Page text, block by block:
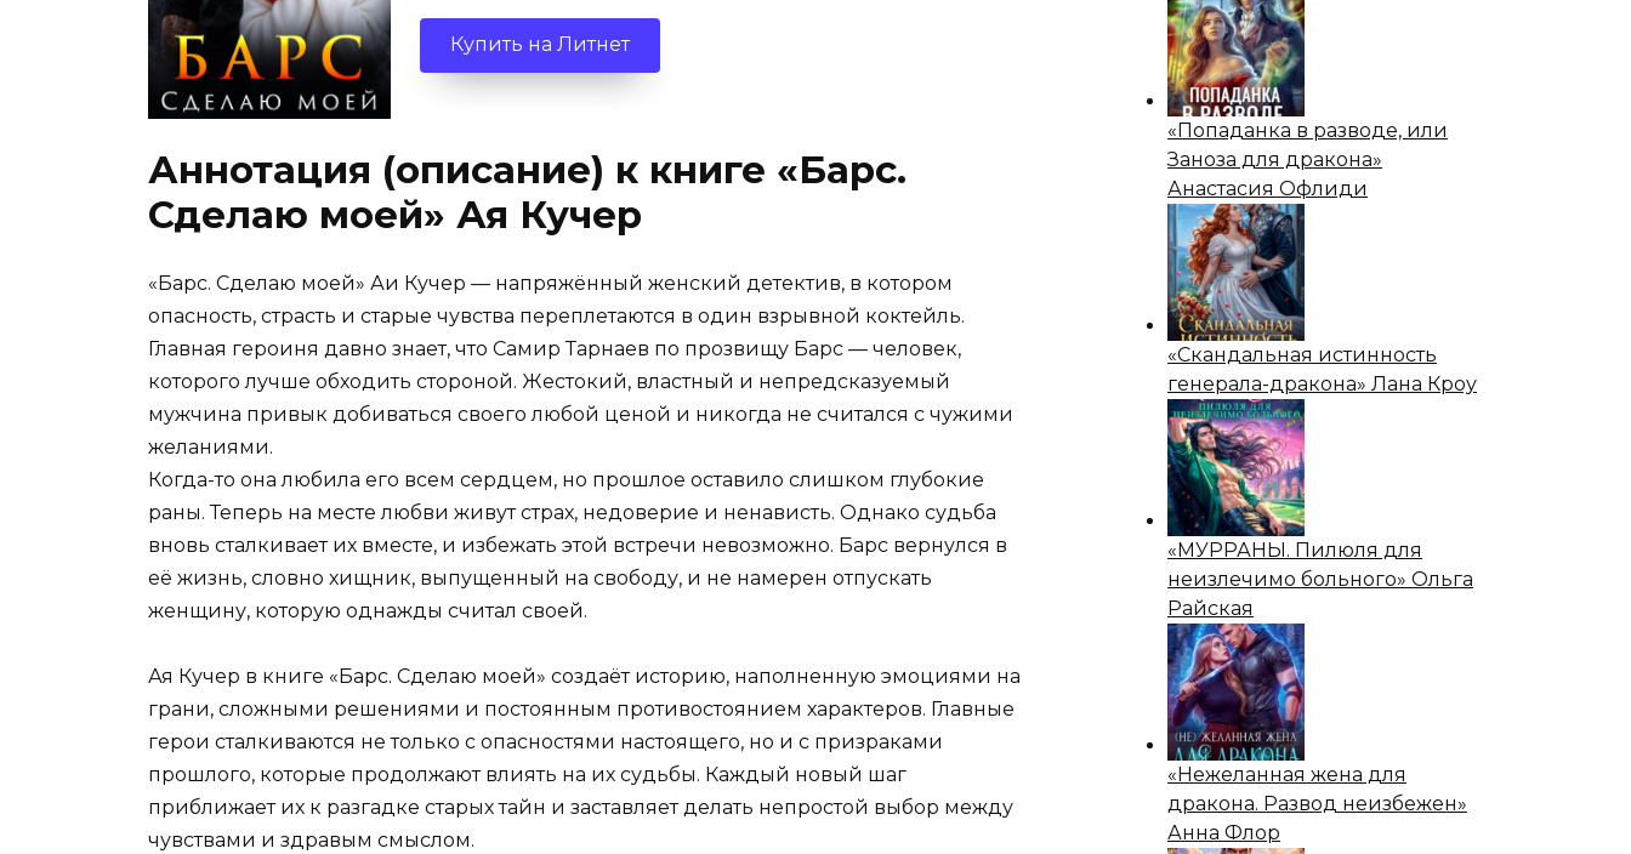
Купить на Литнет
Аннотация (описание) к книге «Барс.
Сделаю моей» Ая Кучер
«Барс. Сделаю моей» Аи Кучер — напряжённый женский детектив, в котором
опасность, страсть и старые чувства переплетаются в один взрывной коктейль.
Главная героиня давно знает, что Самир Тарнаев по прозвищу Барс — человек,
которого лучше обходить стороной. Жестокий, властный и непредсказуемый
мужчина привык добиваться своего любой ценой и никогда не считался с чужими
желаниями.
Когда-то она любила его всем сердцем, но прошлое оставило слишком глубокие
раны. Теперь на месте любви живут страх, недоверие и ненависть. Однако судьба
вновь сталкивает их вместе, и избежать этой встречи невозможно. Барс вернулся в
её жизнь, словно хищник, выпущенный на свободу, и не намерен отпускать
женщину, которую однажды считал своей.
Ая Кучер в книге «Барс. Сделаю моей» создаёт историю, наполненную эмоциями на
грани, сложными решениями и постоянным противостоянием характеров. Главные
герои сталкиваются не только с опасностями настоящего, но и с призраками
прошлого, которые продолжают влиять на их судьбы. Каждый новый шаг
приближает их к разгадке старых тайн и заставляет делать непростой выбор между
чувствами и здравым смыслом.
«Попаданка в разводе, или
Заноза для дракона»
Анастасия Офлиди
«Скандальная истинность
генерала-дракона» Лана Кроу
«МУРРАНЫ. Пилюля для
неизлечимо больного» Ольга
Райская
«Нежеланная жена для
дракона. Развод неизбежен»
Анна Флор